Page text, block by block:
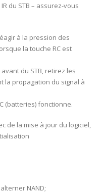
du STB – assurez-vous
à la pression des
la touche RC est
du STB, retirez les
la propagation du signal à
(batteries) fonctionne.
de la mise à jour du logiciel,
NAND;